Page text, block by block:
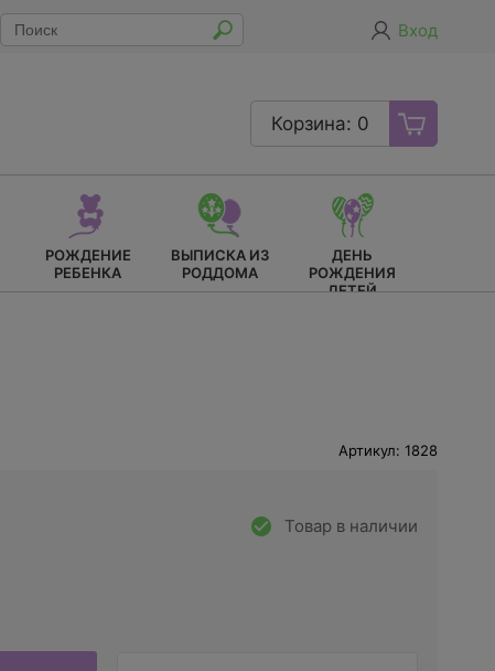
Вход
Корзина: 0
РОЖДЕНИЕ
РЕБЕНКА
ВЫПИСКА ИЗ
РОДДОМА
ДЕНЬ
РОЖДЕНИЯ
ДЕТЕЙ
Артикул: 1828
Товар в наличии